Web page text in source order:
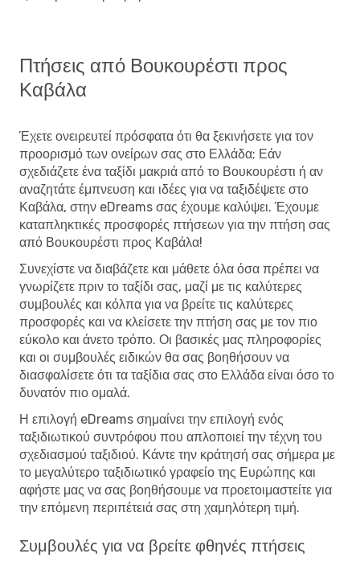
Πτήσεις από Βουκουρέστι προς
Καβάλα
Έχετε ονειρευτεί πρόσφατα ότι θα ξεκινήσετε για τον
προορισμό των ονείρων σας στο Ελλάδα; Εάν
σχεδιάζετε ένα ταξίδι μακριά από το Βουκουρέστι ή αν
αναζητάτε έμπνευση και ιδέες για να ταξιδέψετε στο
Καβάλα, στην eDreams σας έχουμε καλύψει. Έχουμε
καταπληκτικές προσφορές πτήσεων για την πτήση σας
από Βουκουρέστι προς Καβάλα!
Συνεχίστε να διαβάζετε και μάθετε όλα όσα πρέπει να
γνωρίζετε πριν το ταξίδι σας, μαζί με τις καλύτερες
συμβουλές και κόλπα για να βρείτε τις καλύτερες
προσφορές και να κλείσετε την πτήση σας με τον πιο
εύκολο και άνετο τρόπο. Οι βασικές μας πληροφορίες
και οι συμβουλές ειδικών θα σας βοηθήσουν να
διασφαλίσετε ότι τα ταξίδια σας στο Ελλάδα είναι όσο το
δυνατόν πιο ομαλά.
Η επιλογή eDreams σημαίνει την επιλογή ενός
ταξιδιωτικού συντρόφου που απλοποιεί την τέχνη του
σχεδιασμού ταξιδιού. Κάντε την κράτησή σας σήμερα με
το μεγαλύτερο ταξιδιωτικό γραφείο της Ευρώπης και
αφήστε μας να σας βοηθήσουμε να προετοιμαστείτε για
την επόμενη περιπέτειά σας στη χαμηλότερη τιμή.
Συμβουλές για να βρείτε φθηνές πτήσεις